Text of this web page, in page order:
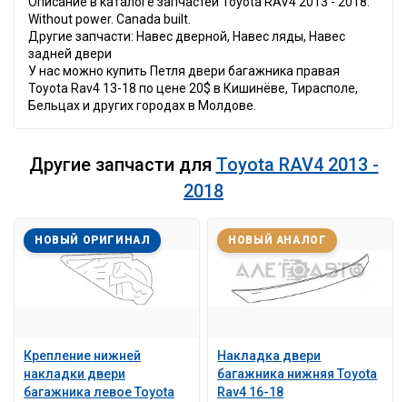
Without power. Canada built.
Другие запчасти: Навес дверной, Навес ляды, Навес
задней двери
У нас можно купить Петля двери багажника правая
Toyota Rav4 13-18 по цене 20$ в Кишинёве, Тирасполе,
Бельцах и других городах в Молдове.
Другие запчасти для Toyota RAV4 2013 -
2018
Крепление нижней
накладки двери
багажника левое Toyota
НОВЫЙ ОРИГИНАЛ
Накладка двери
багажника нижняя Toyota
Rav4 16-18
НОВЫЙ АНАЛОГ